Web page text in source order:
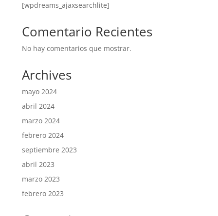
[wpdreams_ajaxsearchlite]
Comentario Recientes
No hay comentarios que mostrar.
Archives
mayo 2024
abril 2024
marzo 2024
febrero 2024
septiembre 2023
abril 2023
marzo 2023
febrero 2023